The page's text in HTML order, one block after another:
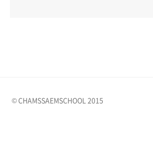
© CHAMSSAEMSCHOOL 2015